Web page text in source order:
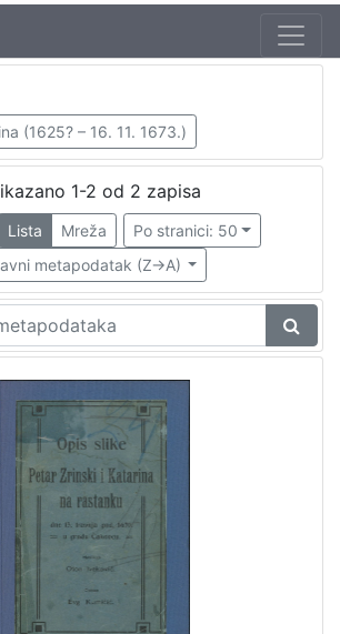
i Frankopan
(1625? – 16. 11. 1673.)
1-2 od 2 zapisa
Lista Mreža
Po stranici: 50
metapodatak (Z->A)